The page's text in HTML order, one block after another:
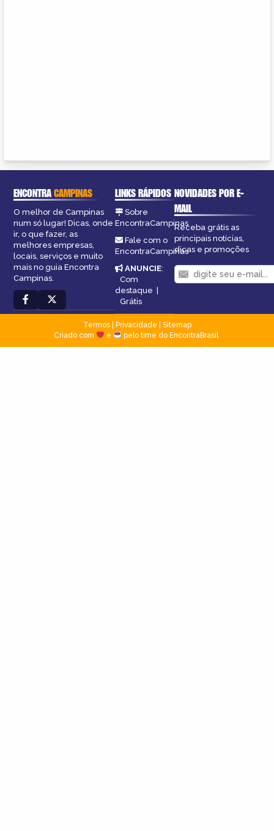
ENCONTRACAMPINAS
O melhor de Campinas
num só lugar! Dicas, onde
ir, o que fazer, as
melhores empresas,
locais, serviços e muito
mais no guia Encontra
Campinas.
LINKS RÁPIDOS
Sobre
EncontraCampinas
Fale com o
EncontraCampinas
ANUNCIE:
Com
destaque |
Grátis
NOVIDADES POR E-
MAIL
Receba grátis as
principais notícias,
dicas e promoções
Termos| Privacidade
Sitemap
Criado com
e pelo time do EncontraBrasil